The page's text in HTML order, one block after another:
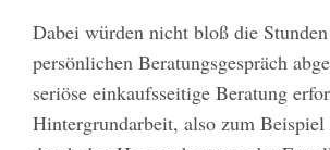
Dabei würden nicht bloß die
persönlichen Beratungsgespräch
seriöse einkaufsseitige Beratung
Hintergrundarbeit, also zum Beispiel